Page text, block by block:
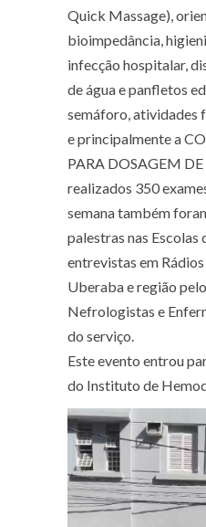
Quick Massage),
bioimpedância,
infecção hospitalar,
de água e panfletos
semáforo, atividades
e principalmente a
PARA DOSAGEM
realizados 350
semana também
palestras nas Escolas
entrevistas em
Uberaba e região
Nefrologistas e
do serviço.
Este evento entrou
do Instituto de